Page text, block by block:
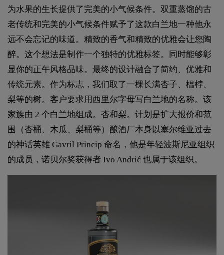
为水果的生长提供了完美的小气候条件。双重蒸馏的古
老传统和完美的小气候条件赋予了这款白兰地一种他永
远不会忘记的味道。精致的香气和精致的优雅会让您陶
醉。这个想法是制作一个独特的优雅标签。同时能够彰
显你的正午风格品味。最终的设计融合了简约、优雅和
传统元素。作为标志，我们取了一棵长满杏子、榅桲、
梨等的树。客户要求用西里尔字母写白兰地的名称。该
家族由 2 个白兰地组成。杏和梨。计划是扩大报价和范
围（杏桶、木瓜、梨桶等）酿酒厂本身以塞尔维亚过去
的神话英雄 Gavril Princip 命名，他是年轻波斯尼亚组织
的成员，诺贝尔奖获得者 Ivo Andrić 也属于该组织。